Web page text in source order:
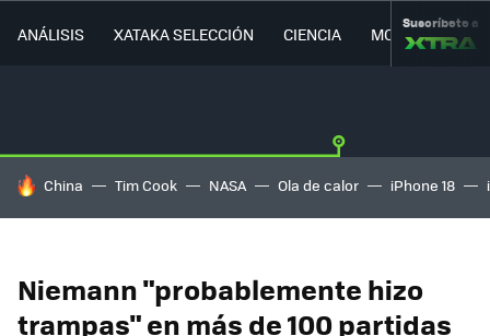
ANÁLISIS XATAKA SELECCIÓN CIENCIA MOVILIDAD
Suscríbete a
HOY SE HABLA DE
China Tim Cook NASA Ola de calor iPhone 18
Niemann "probablemente hizo
trampas" en más de 100 partidas